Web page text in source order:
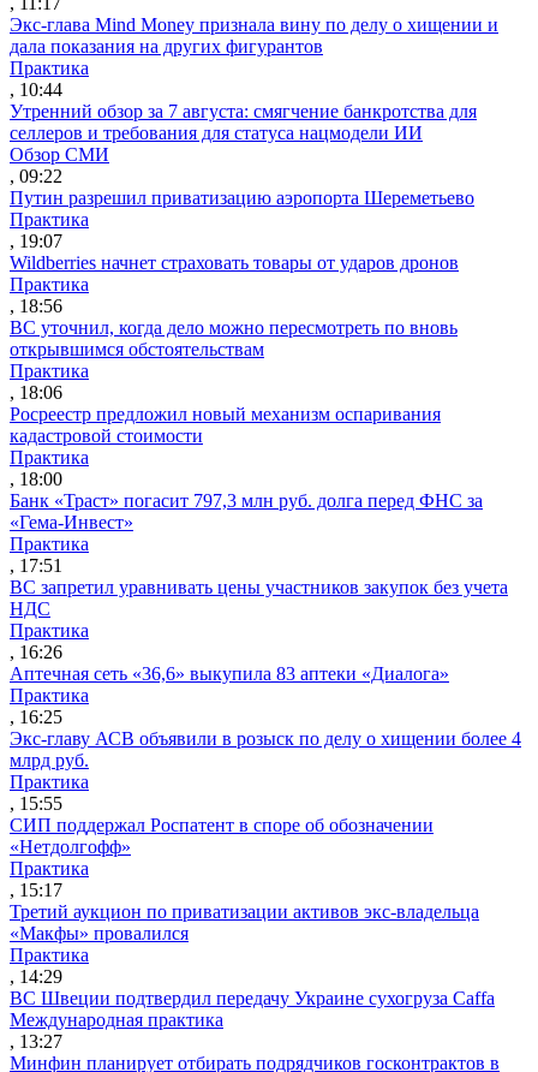
Экс-глава Mind Money признала вину по делу о хищении и
дала показания на других фигурантов
Практика
, 10:44
Утренний обзор за 7 августа: смягчение банкротства для
селлеров и требования для статуса нацмодели ИИ
Обзор СМИ
, 09:22
Путин разрешил приватизацию аэропорта Шереметьево
Практика
, 19:07
Wildberries начнет страховать товары от ударов дронов
Практика
, 18:56
ВС уточнил, когда дело можно пересмотреть по вновь
открывшимся обстоятельствам
Практика
, 18:06
Росреестр предложил новый механизм оспаривания
кадастровой стоимости
Практика
, 18:00
Банк «Траст» погасит 797,3 млн руб. долга перед ФНС за
«Гема-Инвест»
Практика
, 17:51
ВС запретил уравнивать цены участников закупок без учета
НДС
Практика
, 16:26
Аптечная сеть «36,6» выкупила 83 аптеки «Диалога»
Практика
, 16:25
Экс-главу АСВ объявили в розыск по делу о хищении более 4
млрд руб.
Практика
, 15:55
СИП поддержал Роспатент в споре об обозначении
«Нетдолгофф»
Практика
, 15:17
Третий аукцион по приватизации активов экс-владельца
«Макфы» провалился
Практика
, 14:29
ВС Швеции подтвердил передачу Украине сухогруза Caffa
Международная практика
, 13:27
Минфин планирует отбирать подрядчиков госконтрактов в